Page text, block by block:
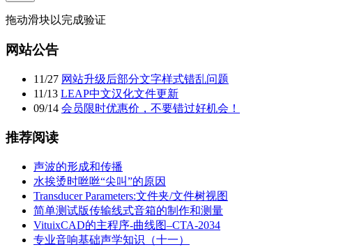
拖动滑块以完成验证
网站公告
11/27 网站升级后部分文字样式错乱问题
11/13 LEAP中文汉化文件更新
09/14 会员限时优惠价，不要错过好机会！
推荐阅读
声波的形成和传播
水挨烫时咝咝“尖叫”的原因
Transducer Parameters:文件夹/文件树视图
简单测试版传输线式音箱的制作和测量
VituixCAD的主程序-曲线图–CTA-2034
专业音响基础声学知识（十一）